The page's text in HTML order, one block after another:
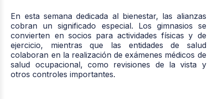
En esta semana dedicada al bienestar, las alianzas
cobran un significado especial. Los gimnasios se
convierten en socios para actividades físicas y de
ejercicio, mientras que las entidades de salud
colaboran en la realización de exámenes médicos de
salud ocupacional, como revisiones de la vista y
otros controles importantes.